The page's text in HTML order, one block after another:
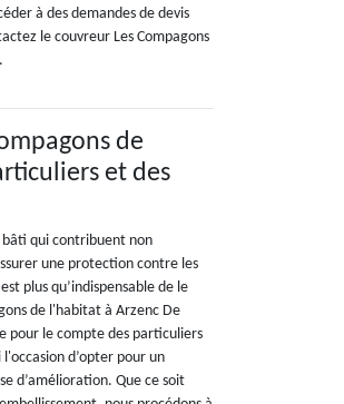
à des demandes de devis
le couvreur Les Compagons
de
et des
qui contribuent non
une protection contre les
plus qu’indispensable de le
de l'habitat à Arzenc De
pour le compte des particuliers
d’opter pour un
d’amélioration. Que ce soit